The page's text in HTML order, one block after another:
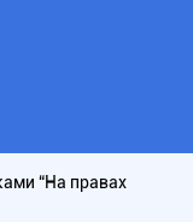
“На правах